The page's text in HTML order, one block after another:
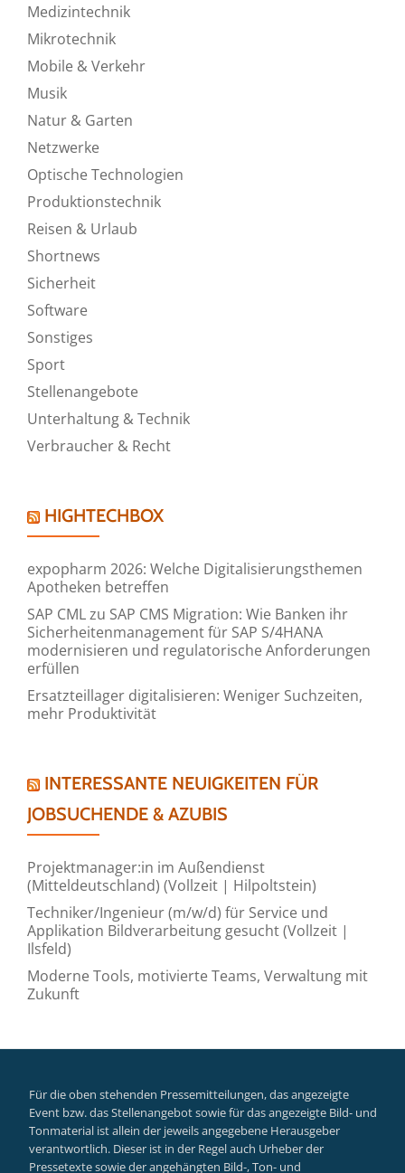
Medizintechnik
Mikrotechnik
Mobile & Verkehr
Musik
Natur & Garten
Netzwerke
Optische Technologien
Produktionstechnik
Reisen & Urlaub
Shortnews
Sicherheit
Software
Sonstiges
Sport
Stellenangebote
Unterhaltung & Technik
Verbraucher & Recht
HIGHTECHBOX
expopharm 2026: Welche Digitalisierungsthemen
Apotheken betreffen
SAP CML zu SAP CMS Migration: Wie Banken ihr
Sicherheitenmanagement für SAP S/4HANA
modernisieren und regulatorische Anforderungen
erfüllen
Ersatzteillager digitalisieren: Weniger Suchzeiten,
mehr Produktivität
INTERESSANTE NEUIGKEITEN FÜR
JOBSUCHENDE & AZUBIS
Projektmanager:in im Außendienst
(Mitteldeutschland) (Vollzeit | Hilpoltstein)
Techniker/Ingenieur (m/w/d) für Service und
Applikation Bildverarbeitung gesucht (Vollzeit |
Ilsfeld)
Moderne Tools, motivierte Teams, Verwaltung mit
Zukunft
Für die oben stehenden Pressemitteilungen, das angezeigte
Event bzw. das Stellenangebot sowie für das angezeigte Bild- und
Tonmaterial ist allein der jeweils angegebene Herausgeber
verantwortlich. Dieser ist in der Regel auch Urheber der
Pressetexte sowie der angehängten Bild-, Ton- und